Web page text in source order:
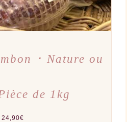
LA
PAGE
DU
PRODUIT
･ Nature ou
de 1kg
24,90€